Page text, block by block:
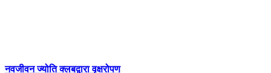
नवजीवन ज्योति क्लबद्वारा वृक्षरोपण